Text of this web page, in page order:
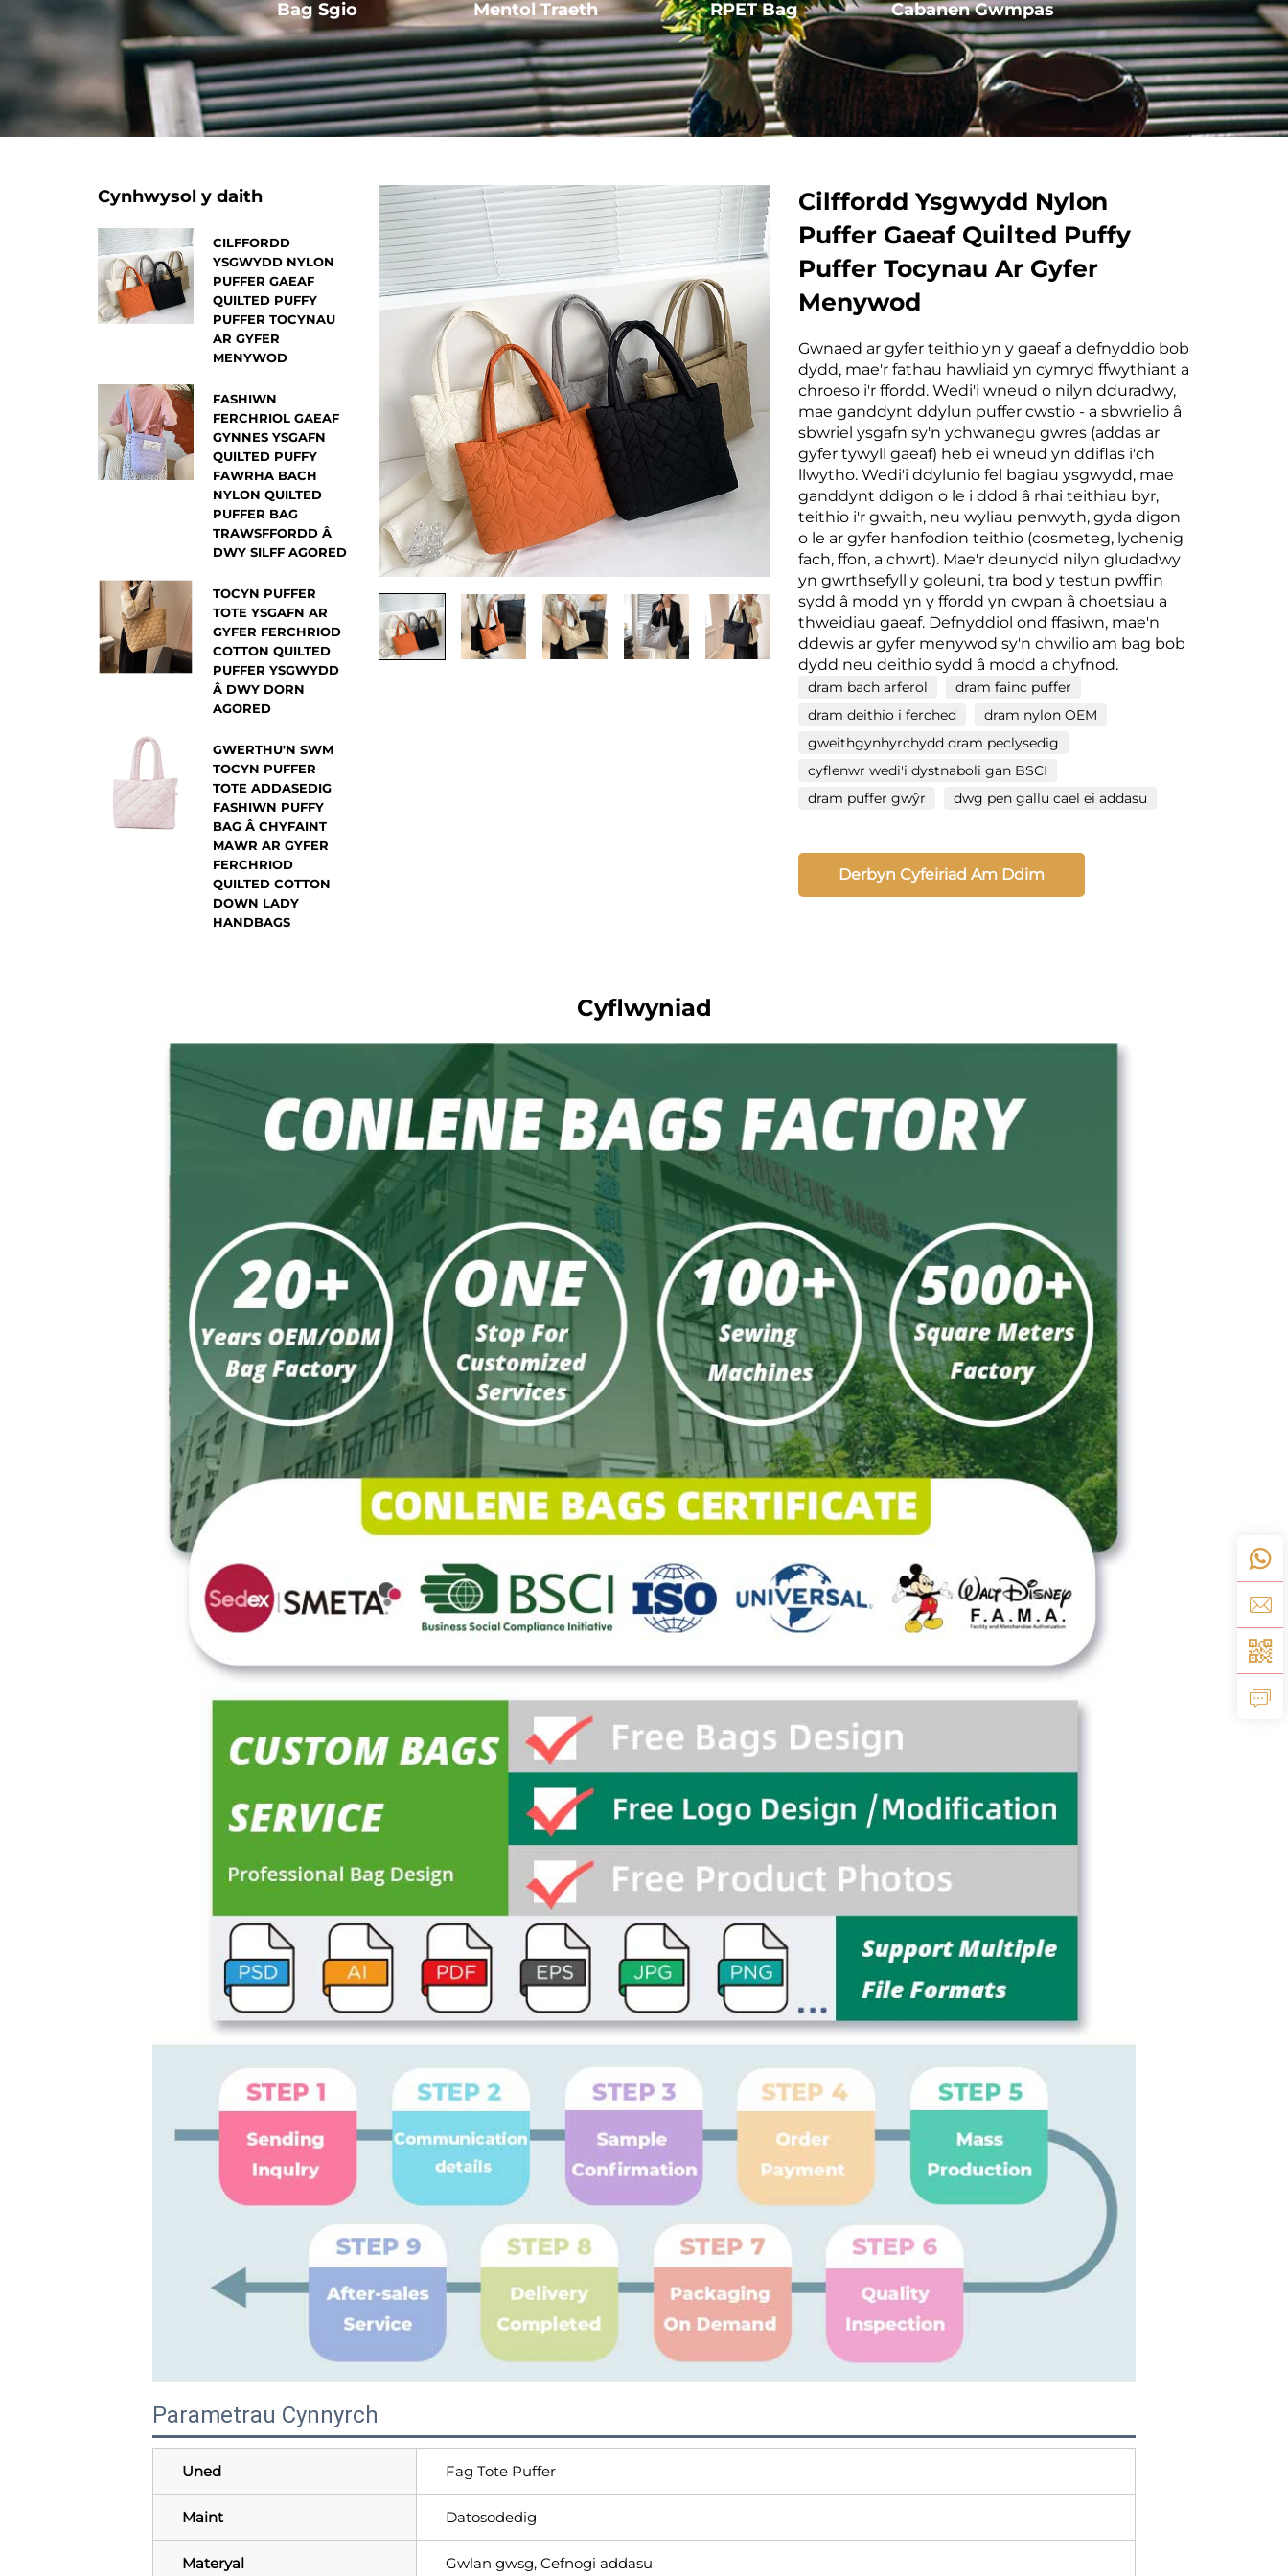
Arall Bag Sgio Mentol Traeth RPET Bag Cabanen Gwmpas Cabanen Llyfrgell
Cilffordd Ysgwydd Nylon
Puffer Gaeaf Quilted Puffy
Puffer Tocynau Ar Gyfer
Menywod
Gwnaed ar gyfer teithio yn y gaeaf a defnyddio bob
dydd, mae'r fathau hawliaid yn cymryd ffwythiant a
chroeso i'r ffordd. Wedi'i wneud o nilyn dduradwy,
mae ganddynt ddylun puffer cwstio - a sbwrielio â
sbwriel ysgafn sy'n ychwanegu gwres (addas ar
gyfer tywyll gaeaf) heb ei wneud yn ddiflas i'ch
llwytho. Wedi'i ddylunio fel bagiau ysgwydd, mae
ganddynt ddigon o le i ddod â rhai teithiau byr,
teithio i'r gwaith, neu wyliau penwyth, gyda digon
o le ar gyfer hanfodion teithio (cosmeteg, lychenig
fach, ffon, a chwrt). Mae'r deunydd nilyn gludadwy
yn gwrthsefyll y goleuni, tra bod y testun pwffin
sydd â modd yn y ffordd yn cwpan â choetsiau a
thweidiau gaeaf. Defnyddiol ond ffasiwn, mae'n
ddewis ar gyfer menywod sy'n chwilio am bag bob
dydd neu deithio sydd â modd a chyfnod.
dram bach arferol
dram fainc puffer
dram deithio i ferched
dram nylon OEM
gweithgynhyrchydd dram peclysedig
cyflenwr wedi'i dystnaboli gan BSCI
dram puffer gwŷr
dwg pen gallu cael ei addasu
Derbyn Cyfeiriad Am Ddim
Cynhwysol y daith
CILFFORDD
YSGWYDD NYLON
PUFFER GAEAF
QUILTED PUFFY
PUFFER TOCYNAU
AR GYFER
MENYWOD
FASHIWN
FERCHRIOL GAEAF
GYNNES YSGAFN
QUILTED PUFFY
FAWRHA BACH
NYLON QUILTED
PUFFER BAG
TRAWSFFORDD Â
DWY SILFF AGORED
TOCYN PUFFER
TOTE YSGAFN AR
GYFER FERCHRIOD
COTTON QUILTED
PUFFER YSGWYDD
Â DWY DORN
AGORED
GWERTHU'N SWM
TOCYN PUFFER
TOTE ADDASEDIG
FASHIWN PUFFY
BAG Â CHYFAINT
MAWR AR GYFER
FERCHRIOD
QUILTED COTTON
DOWN LADY
HANDBAGS
Cyflwyniad
Parametrau Cynnyrch
Uned Fag Tote Puffer
Maint Datosodedig
Materyal Gwlan gwsg, Cefnogi addasu